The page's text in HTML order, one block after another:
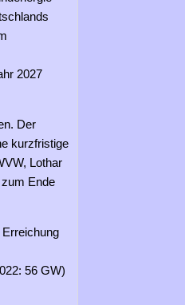
2027
Der
kurzfristige
Lothar
Ende
56 GW)